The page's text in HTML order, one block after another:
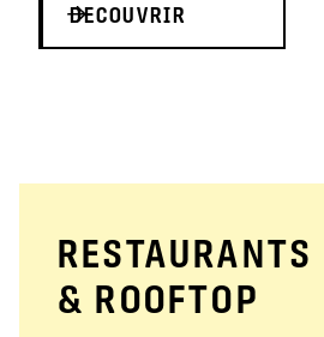
DECOUVRIR
RESTAURANTS
& ROOFTOP